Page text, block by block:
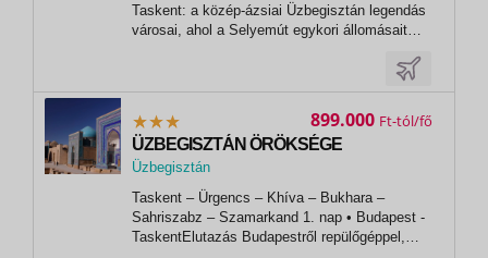
Taskent: a közép-ázsiai Üzbegisztán legendás
városai, ahol a Selyemút egykori állomásait
bepillantást nyerhetünk Közép-Ázsia mai
ÜZBEGISZTÁN ÖRÖKSÉGE
Üzbegisztán
Taskent – Ürgencs – Khíva – Bukhara –
Sahriszabz – Szamarkand 1. nap • Budapest -
TaskentElutazás Budapestről repülőgéppel,
899.000 Ft